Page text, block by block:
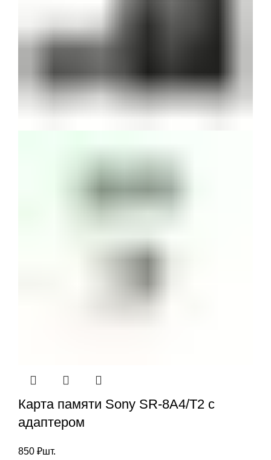
Карта памяти Sony SR-8A4/T2 с
адаптером
850 ₽шт.